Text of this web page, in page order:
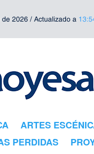
2026 / Actualizado a
ARTES
PERDIDAS